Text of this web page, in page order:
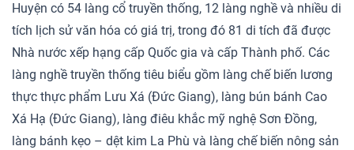
Huyện có 54 làng cổ truyền thống, 12 làng nghề và nhiều di
tích lịch sử văn hóa có giá trị, trong đó 81 di tích đã được
Nhà nước xếp hạng cấp Quốc gia và cấp Thành phố. Các
làng nghề truyền thống tiêu biểu gồm làng chế biến lương
thực thực phẩm Lưu Xá (Đức Giang), làng bún bánh Cao
Xá Hạ (Đức Giang), làng điêu khắc mỹ nghệ Sơn Đồng,
làng bánh kẹo – dệt kim La Phù và làng chế biến nông sản